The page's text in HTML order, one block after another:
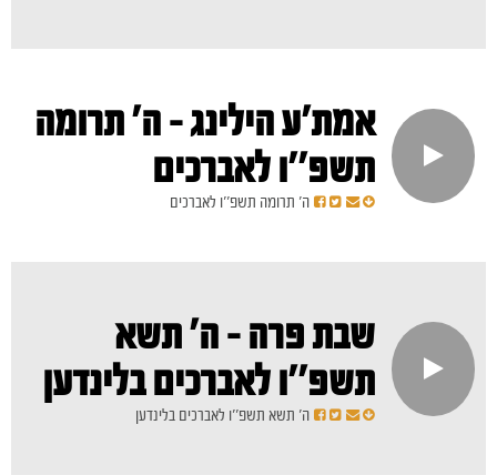
אמת'ע הילינג - ה' תרומה
תשפ''ו לאברכים
ה' תרומה תשפ''ו לאברכים
שבת פרה - ה' תשא
תשפ''ו לאברכים בלינדען
ה' תשא תשפ''ו לאברכים בלינדען